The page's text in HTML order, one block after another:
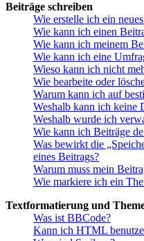
Beiträge schreiben
Wie erstelle ich ein
Wie kann ich einen
Wie kann ich meinem
Wie kann ich eine
Wieso kann ich nicht
Wie bearbeite oder
Warum kann ich auf
Weshalb kann ich keine
Weshalb wurde ich
Wie kann ich Beiträge
Was bewirkt die
eines Beitrags?
Warum muss mein
Wie markiere ich ein
Textformatierung und
Was ist BBCode?
Kann ich HTML